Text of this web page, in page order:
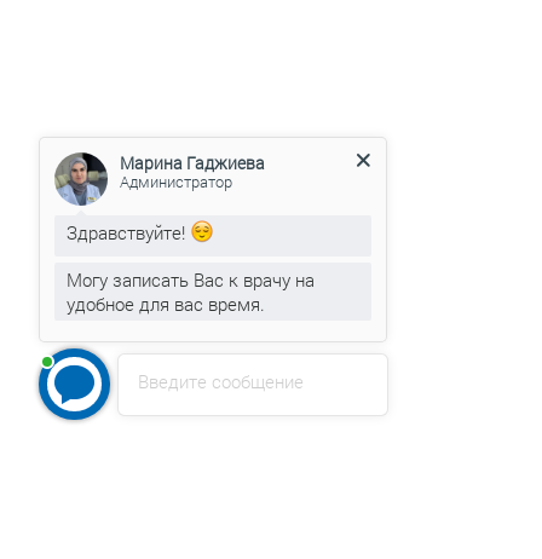
Введите сообщение
Марина Гаджиева
Администратор
Здравствуйте!
Могу записать Вас к врачу на
удобное для вас время.